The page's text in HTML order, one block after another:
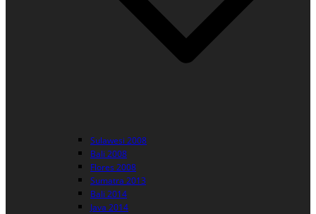
Sulawesi 2008
Bali 2008
Flores 2008
Sumatra 2013
Bali 2014
Java 2014